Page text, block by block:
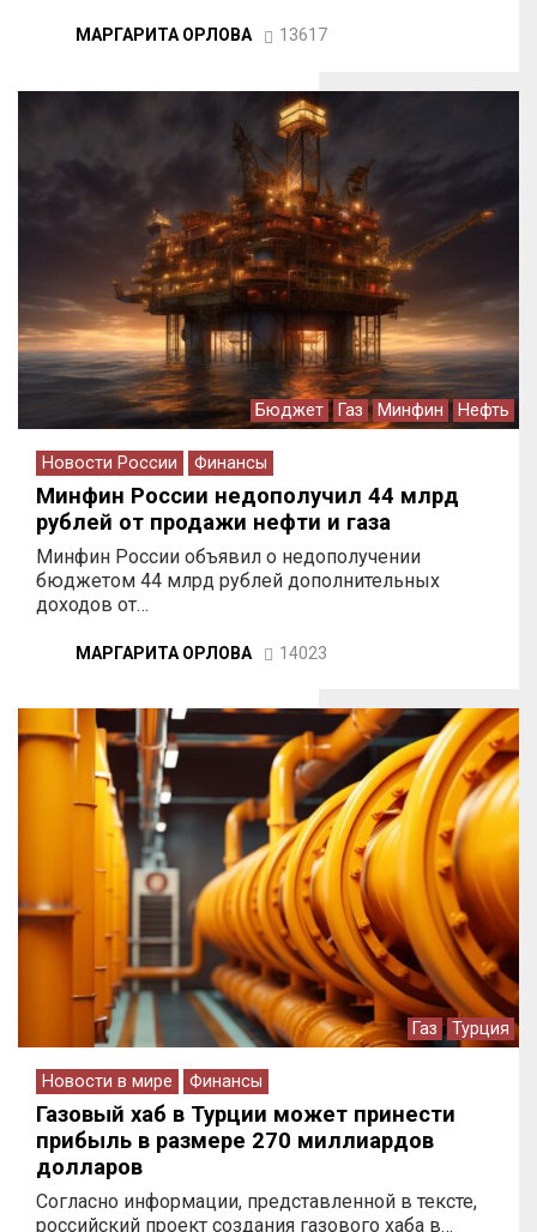
МАРГАРИТА ОРЛОВА 13617
Бюджет Газ Минфин Нефть
Новости России Финансы
Минфин России недополучил 44 млрд
рублей от продажи нефти и газа
Минфин России объявил о недополучении
бюджетом 44 млрд рублей дополнительных
доходов от…
МАРГАРИТА ОРЛОВА 14023
Газ Турция
Новости в мире Финансы
Газовый хаб в Турции может принести
прибыль в размере 270 миллиардов
долларов
Согласно информации, представленной в тексте,
российский проект создания газового хаба в…